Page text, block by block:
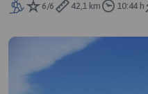
6/6
42,1 km 10:44 h